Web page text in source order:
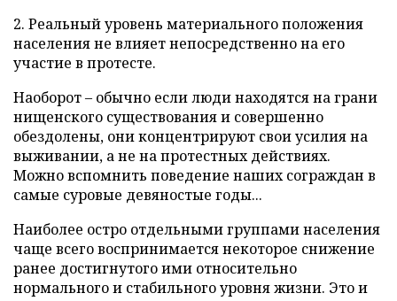
2. Реальный уровень материального положения
населения не влияет непосредственно на его
участие в протесте.
Наоборот – обычно если люди находятся на грани
нищенского существования и совершенно
обездолены, они концентрируют свои усилия на
выживании, а не на протестных действиях.
Можно вспомнить поведение наших сограждан в
самые суровые девяностые годы...
Наиболее остро отдельными группами населения
чаще всего воспринимается некоторое снижение
ранее достигнутого ими относительно
нормального и стабильного уровня жизни. Это и